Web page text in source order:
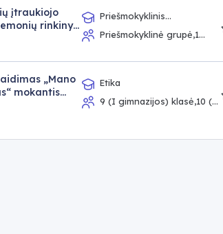
įtraukiojo
rinkinys
Priešmokyklinis
ugdymas,Lietuvių kalba ir
literatūra,Fizinis
Priešmokyklinė grupė,1
„Mano
mokantis
Etika
9 (I gimnazijos) klasė,10 (II
klasė